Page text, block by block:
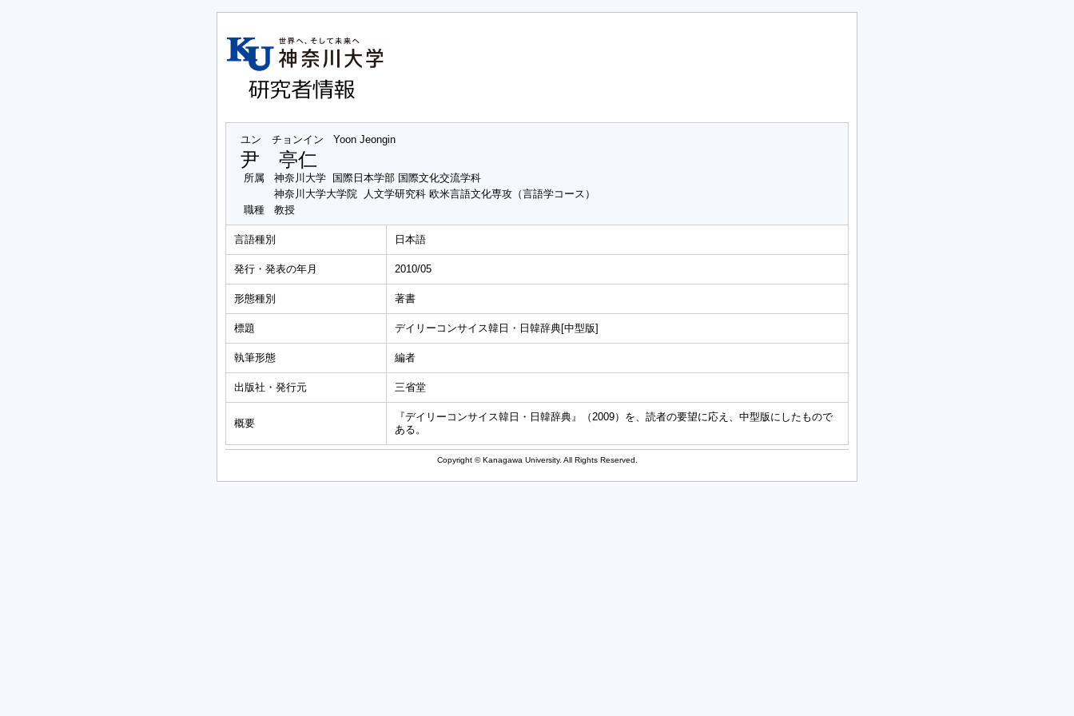
ユン チョンイン Yoon Jeongin
尹 亭仁
所属
神奈川大学 国際日本学部 国際文化交流学科
神奈川大学大学院 人文学研究科 欧米言語文化専攻（言語学コース）
職種
教授
言語種別 日本語
発行・発表の年月 2010/05
形態種別 著書
標題 デイリーコンサイス韓日・日韓辞典[中型版]
執筆形態 編者
出版社・発行元 三省堂
概要
『デイリーコンサイス韓日・日韓辞典』（2009）を、読者の要望に応え、中型版にしたもので
ある。
Copyright © Kanagawa University. All Rights Reserved.